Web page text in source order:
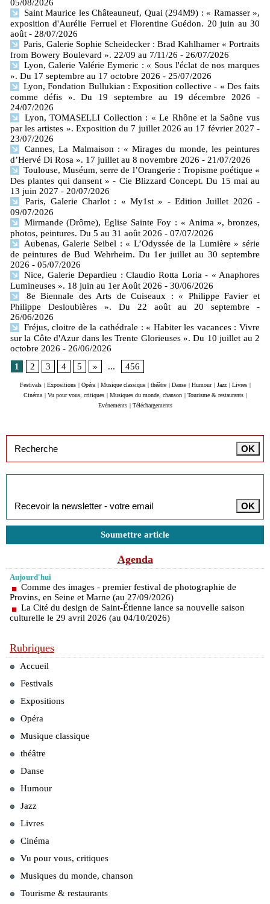
05/08/2026
Saint Maurice les Châteauneuf, Quai (294M9) : « Ramasser »,
exposition d'Aurélie Ferruel et Florentine Guédon. 20 juin au 30
août - 28/07/2026
Paris, Galerie Sophie Scheidecker : Brad Kahlhamer « Portraits
from Bowery Boulevard ». 22/09 au 7/11/26 - 26/07/2026
Lyon, Galerie Valérie Eymeric : « Sous l'éclat de nos marques
». Du 17 septembre au 17 octobre 2026 - 25/07/2026
Lyon, Fondation Bullukian : Exposition collective - « Des faits
comme défis ». Du 19 septembre au 19 décembre 2026
-
24/07/2026
Lyon, TOMASELLI Collection : « Le Rhône et la Saône vus
par les artistes ». Exposition du 7 juillet 2026 au 17 février 2027 -
23/07/2026
Cannes, La Malmaison : « Mirages du monde, les peintures
d’Hervé Di Rosa ». 17 juillet au 8 novembre 2026 - 21/07/2026
Toulouse, Muséum, serre de l’Orangerie : Tropisme poétique «
Des plantes qui dansent » - Cie Blizzard Concept. Du 15 mai au
13 juin 2027 - 20/07/2026
Paris, Galerie Charlot : « My1st » - Edition Juillet 2026 -
09/07/2026
Mirmande (Drôme), Eglise Sainte Foy : « Anima », bronzes,
photos, peintures. Du 5 au 31 août 2026 - 07/07/2026
Aubenas, Galerie Seibel : « L’Odyssée de la Lumière » série
de peintures de Bud Wehrheim. Du 1er juillet au 30 septembre
2026 - 05/07/2026
Nice, Galerie Depardieu : Claudio Rotta Loria - « Anaphores
Lumineuses ». 18 juin au 1er Août 2026 - 30/06/2026
8e Biennale des Arts de Cuiseaux : « Philippe Favier et
Philippe Desloubières ». Du 22 août au 20 septembre
-
26/06/2026
Fréjus, cloitre de la cathédrale : « Habiter les vacances : Vivre
sur la Côte d'Azur dans les Trente Glorieuses ». Du 10 juillet au 2
octobre 2026 - 26/06/2026
1
2 3 4 5 » ... 456
Festivals Expositions Opéra Musique classique théâtre Danse Humour Jazz Livres
Cinéma
Vu pour vous, critiques Musiques du monde, chanson Tourisme & restaurants
Evénements
Téléchargements
Soumettre article
Agenda
Aujourd'hui
Comme des images - premier festival de photographie de
Provins, en Seine et Marne (au 27/09/2026)
La Cité du design de Saint-Étienne lance sa nouvelle saison
culturelle le 29 avril 2026 (au 04/10/2026)
Rubriques
Accueil
Festivals
Expositions
Opéra
Musique classique
théâtre
Danse
Humour
Jazz
Livres
Cinéma
Vu pour vous, critiques
Musiques du monde, chanson
Tourisme & restaurants